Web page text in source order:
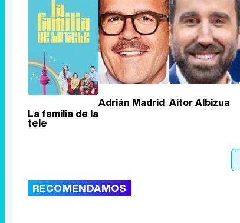
La familia de la
tele
Adrián Madrid Aitor Albizua
RECOMENDAMOS